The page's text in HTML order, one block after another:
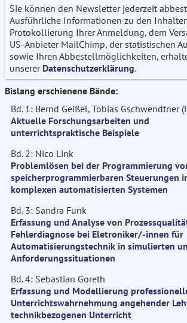
Sie können den Newsletter jederzeit
Ausführliche Informationen zu den
Protokollierung Ihrer Anmeldung, dem
US-Anbieter MailChimp, der statistischen
sowie Ihren Abbestellmöglichkeiten,
unserer Datenschutzerklärung.
Bislang erschienene Bände:
Bd. 1: Bernd Geißel, Tobias Gschwendtner
Aktuelle Forschungsarbeiten und
unterrichtspraktische Beispiele
Bd. 2: Nico Link
Problemlösen bei der Programmierung
speicherprogrammierbaren Steuerungen
komplexen automatisierten Systemen
Bd. 3: Sandra Funk
Erfassung und Analyse von
Fehlerdiagnose bei Eletroniker/-innen für
Automatisierungstechnik in simulierten
Anforderungssituationen
Bd. 4: Sebastian Goreth
Erfassung und Modellierung
Unterrichtswahrnehmung angehender
technikbezogenen Unterricht